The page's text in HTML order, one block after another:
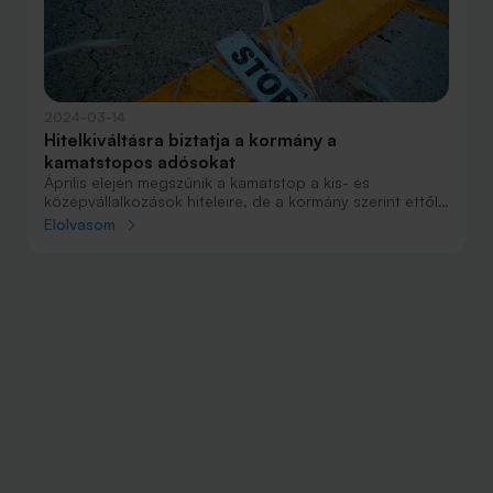
Hitelkiváltásra biztatja a kormány a
kamatstopos adósokat
Április elején megszűnik a kamatstop a kis- és
középvállalkozások hiteleire, de a kormány szerint ettől
nem nő a törlesztésük, mert addigra már a kamatstopos
Elolvasom